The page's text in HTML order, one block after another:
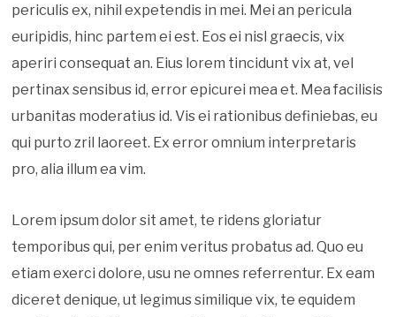
periculis ex, nihil expetendis in mei. Mei an pericula
euripidis, hinc partem ei est. Eos ei nisl graecis, vix
aperiri consequat an. Eius lorem tincidunt vix at, vel
pertinax sensibus id, error epicurei mea et. Mea facilisis
urbanitas moderatius id. Vis ei rationibus definiebas, eu
qui purto zril laoreet. Ex error omnium interpretaris
pro, alia illum ea vim.
Lorem ipsum dolor sit amet, te ridens gloriatur
temporibus qui, per enim veritus probatus ad. Quo eu
etiam exerci dolore, usu ne omnes referrentur. Ex eam
diceret denique, ut legimus similique vix, te equidem